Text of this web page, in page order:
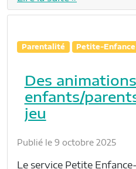
Parentalité Petite-
Des animations
enfants/
jeu
Publié le 9 octobre 2025
Le service Petite